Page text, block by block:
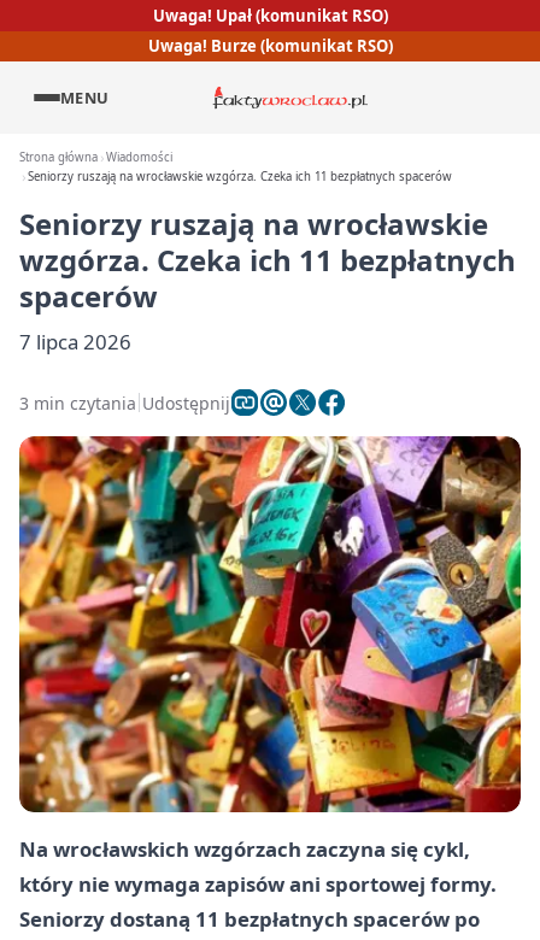
Uwaga! Upał (komunikat RSO)
Uwaga! Burze (komunikat RSO)
MENU
Strona główna Wiadomości
Seniorzy ruszają na wrocławskie wzgórza. Czeka ich 11 bezpłatnych spacerów
Seniorzy ruszają na wrocławskie
wzgórza. Czeka ich 11 bezpłatnych
spacerów
7 lipca 2026
3 min czytania Udostępnij
Na wrocławskich wzgórzach zaczyna się cykl,
który nie wymaga zapisów ani sportowej formy.
Seniorzy dostaną 11 bezpłatnych spacerów po